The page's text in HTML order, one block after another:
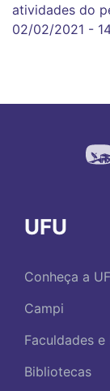
atividades do
02/02/2021 -
UFU
Conheça a
Campi
Faculdades
Bibliotecas